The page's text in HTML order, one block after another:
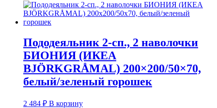
Пододеяльник 2-сп., 2 наволочки
БИОНИЯ (ИКЕА
BJÖRKGRÅMAL) 200×200/50×70,
белый/зеленый горошек
2 484 ₽ В корзину